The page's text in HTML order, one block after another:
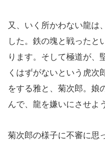
又、いく所かわない龍は
した。鉄の塊と戦ったと
ります。そして極道が、
くはずがないという虎次
をする雅と、菊次郎。娘
んで、龍を嫌いにさせよ
菊次郎の様子に不審に思